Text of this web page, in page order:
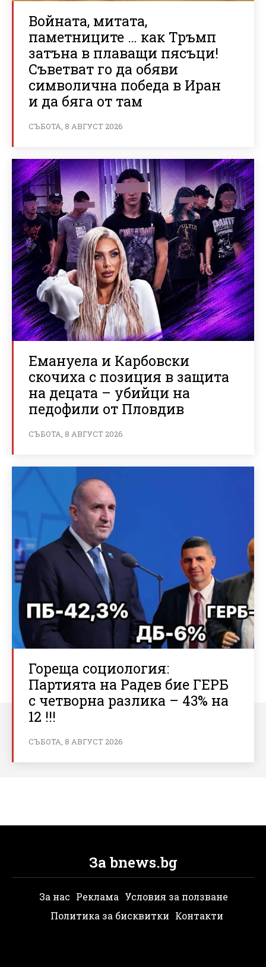
Войната, митата,
паметниците … как Тръмп
затъна в плаващи пясъци!
Съветват го да обяви
символична победа в Иран
и да бяга от там
СЪБОТА, 8 АВГУСТ 2026
Емануела и Карбовски
скочиха с позиция в защита
на децата – убийци на
педофили от Пловдив
СЪБОТА, 8 АВГУСТ 2026
Гореща социология:
Партията на Радев бие ГЕРБ
с четворна разлика – 43% на
12 !!!
СЪБОТА, 8 АВГУСТ 2026
За bnews.bg
За нас Реклама Условия за ползване
Политика за бисквитки Контакти